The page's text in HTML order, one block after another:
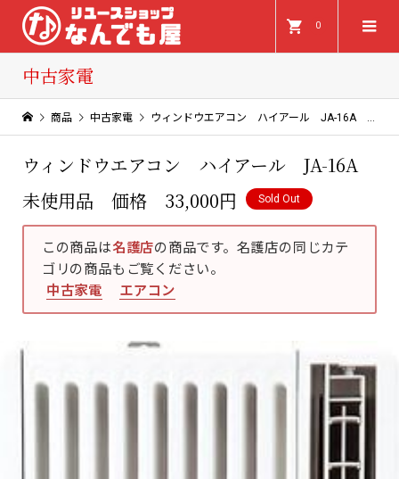
0
中古家電
商品 中古家電 ウィンドウエアコン ハイアール JA-16A 未使用品 価格 33,000円
ウィンドウエアコン ハイアール JA-16A
未使用品 価格 33,000円
Sold Out
この商品は名護店の商品です。名護店の同じカテ
ゴリの商品もご覧ください。
中古家電
エアコン